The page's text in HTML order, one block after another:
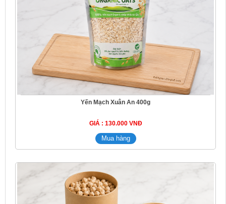
Yến Mạch Xuân An 400g
GIÁ : 130.000 VNĐ